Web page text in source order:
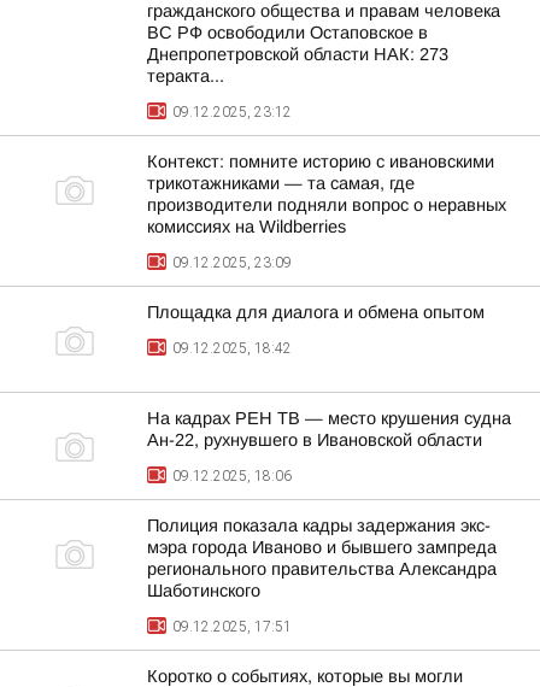
гражданского общества и правам человека
ВС РФ освободили Остаповское в
Днепропетровской области НАК: 273
теракта...
09.12.2025, 23:12
Контекст: помните историю с ивановскими
трикотажниками — та самая, где
производители подняли вопрос о неравных
комиссиях на Wildberries
09.12.2025, 23:09
Площадка для диалога и обмена опытом
09.12.2025, 18:42
На кадрах РЕН ТВ — место крушения судна
Ан-22, рухнувшего в Ивановской области
09.12.2025, 18:06
Полиция показала кадры задержания экс-
мэра города Иваново и бывшего зампреда
регионального правительства Александра
Шаботинского
09.12.2025, 17:51
Коротко о событиях, которые вы могли